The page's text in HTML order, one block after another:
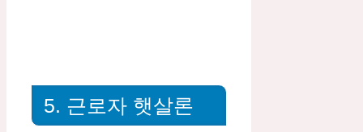
5. 근로자 햇살론